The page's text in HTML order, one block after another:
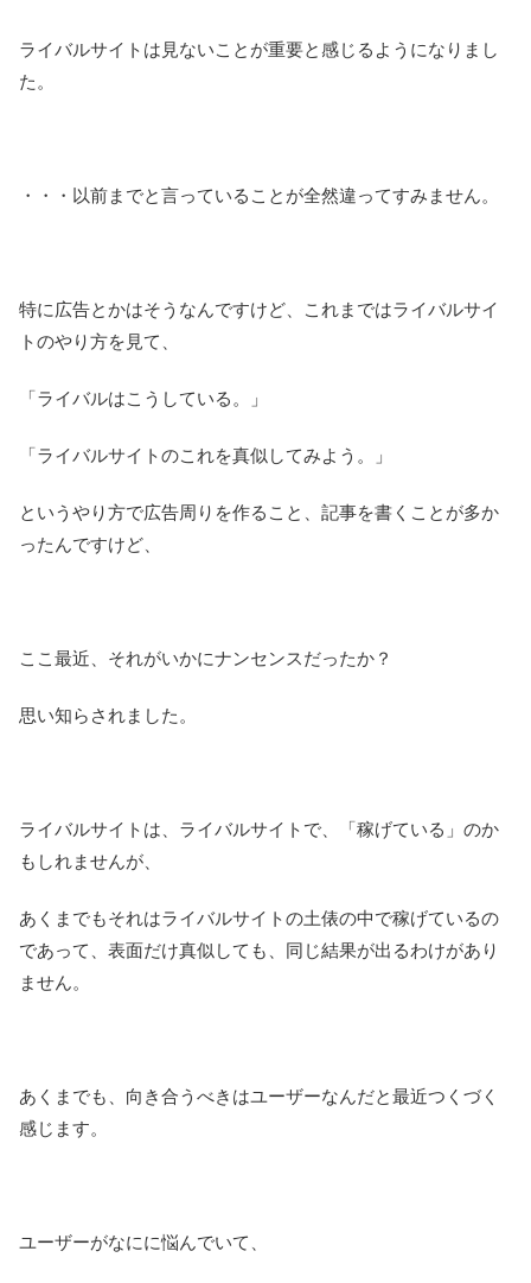
ライバルサイトは見ないことが重要と感じるようになりまし
た。
・・・以前までと言っていることが全然違ってすみません。
特に広告とかはそうなんですけど、これまではライバルサイ
トのやり方を見て、
「ライバルはこうしている。」
「ライバルサイトのこれを真似してみよう。」
というやり方で広告周りを作ること、記事を書くことが多か
ったんですけど、
ここ最近、それがいかにナンセンスだったか？
思い知らされました。
ライバルサイトは、ライバルサイトで、「稼げている」のか
もしれませんが、
あくまでもそれはライバルサイトの土俵の中で稼げているの
であって、表面だけ真似しても、同じ結果が出るわけがあり
ません。
あくまでも、向き合うべきはユーザーなんだと最近つくづく
感じます。
ユーザーがなにに悩んでいて、